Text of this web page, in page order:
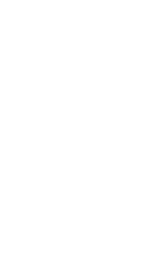
trực tiếp với chúng tôi qua Zalo để có